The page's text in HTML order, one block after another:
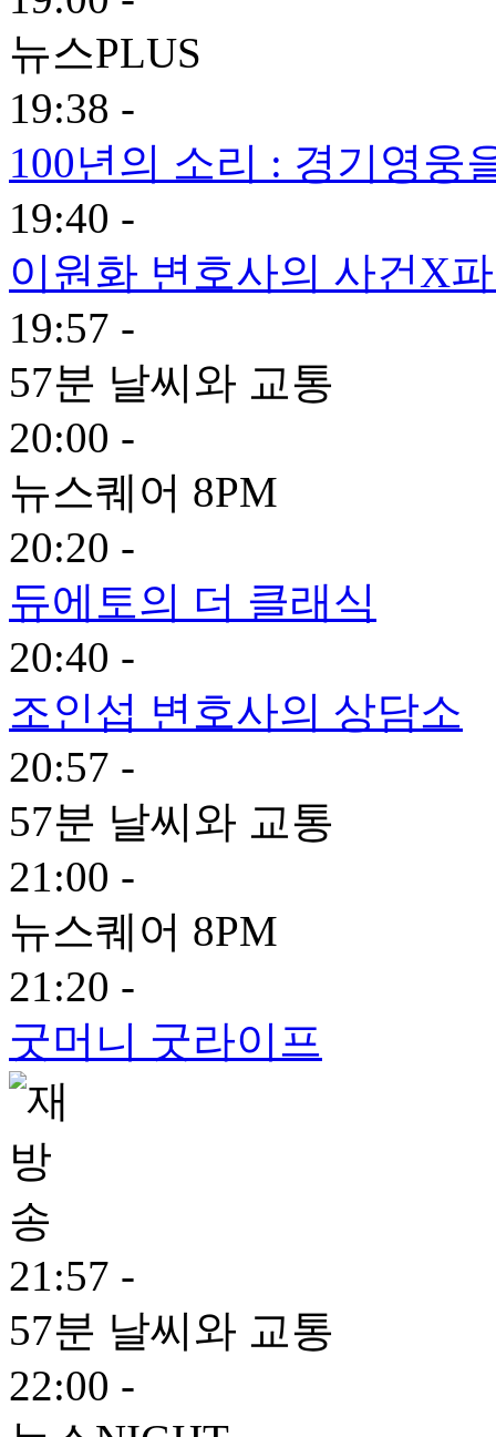
뉴스PLUS
19:38 -
100년의 소리 : 경기영웅
19:40 -
이원화 변호사의 사건X
19:57 -
57분 날씨와 교통
20:00 -
뉴스퀘어 8PM
20:20 -
듀에토의 더 클래식
20:40 -
조인섭 변호사의 상담소
20:57 -
57분 날씨와 교통
21:00 -
뉴스퀘어 8PM
21:20 -
굿머니 굿라이프
21:57 -
57분 날씨와 교통
22:00 -